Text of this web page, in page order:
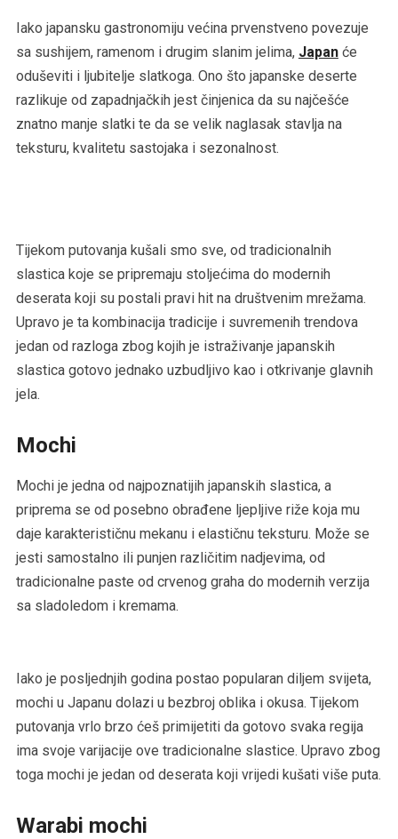
Iako japansku gastronomiju većina prvenstveno povezuje
sa sushijem, ramenom i drugim slanim jelima, Japanće
oduševiti i ljubitelje slatkoga. Ono što japanske deserte
razlikuje od zapadnjačkih jest činjenica da su najčešće
znatno manje slatki te da se velik naglasak stavlja na
teksturu, kvalitetu sastojaka i sezonalnost.
Tijekom putovanja kušali smo sve, od tradicionalnih
slastica koje se pripremaju stoljećima do modernih
deserata koji su postali pravi hit na društvenim mrežama.
Upravo je ta kombinacija tradicije i suvremenih trendova
jedan od razloga zbog kojih je istraživanje japanskih
slastica gotovo jednako uzbudljivo kao i otkrivanje glavnih
jela.
Mochi
Mochi je jedna od najpoznatijih japanskih slastica, a
priprema se od posebno obrađene ljepljive riže koja mu
daje karakterističnu mekanu i elastičnu teksturu. Može se
jesti samostalno ili punjen različitim nadjevima, od
tradicionalne paste od crvenog graha do modernih verzija
sa sladoledom i kremama.
Iako je posljednjih godina postao popularan diljem svijeta,
mochi u Japanu dolazi u bezbroj oblika i okusa. Tijekom
putovanja vrlo brzo ćeš primijetiti da gotovo svaka regija
ima svoje varijacije ove tradicionalne slastice. Upravo zbog
toga mochi je jedan od deserata koji vrijedi kušati više puta.
Warabi mochi